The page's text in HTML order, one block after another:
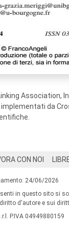
Association,
da
CON NOI
24/06/2026
in questo sito si
d'autore e sui
P.IVA 04949880159